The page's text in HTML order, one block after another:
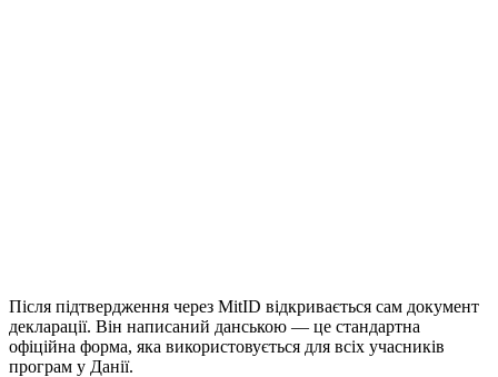
Після підтвердження через MitID відкривається сам документ
декларації. Він написаний данською — це стандартна
офіційна форма, яка використовується для всіх учасників
програм у Данії.